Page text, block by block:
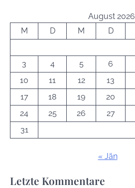
August 2026
M
D M D
3
4 5 6
10
11 12 13
17
18 19 20
24
25 26 27
31
« Jän
Letzte Kommentare